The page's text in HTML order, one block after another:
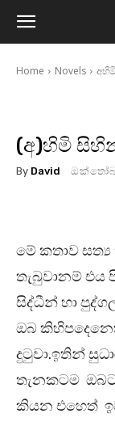
Home Novels
(අ)හිමි
By David
මේ කතාව
තැබුවානම් එය
සිද්ධීන් හා
ඔබ
දුටුවා.ඉතින්
තැනකටම
කියන එහෙත්